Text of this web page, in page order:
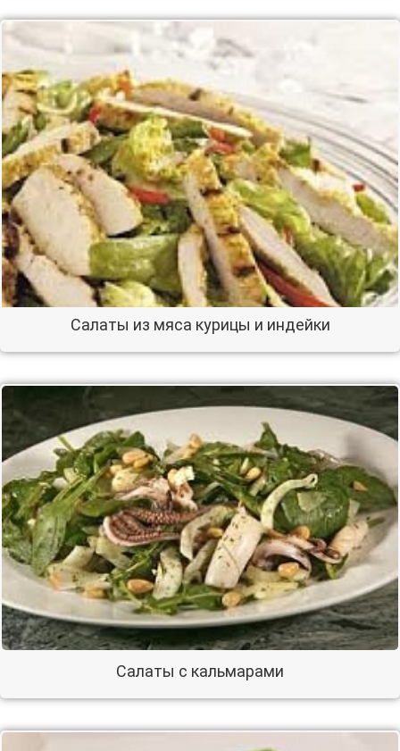
Салаты из мяса курицы и индейки
Салаты с кальмарами